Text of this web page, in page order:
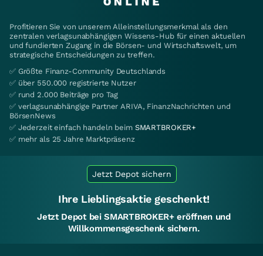
Profitieren Sie von unserem Alleinstellungsmerkmal als den
zentralen verlagsunabhängigen Wissens-Hub für einen aktuellen
und fundierten Zugang in die Börsen- und Wirtschaftswelt, um
strategische Entscheidungen zu treffen.
✅ Größte Finanz-Community Deutschlands
✅ über 550.000 registrierte Nutzer
✅ rund 2.000 Beiträge pro Tag
✅ verlagsunabhängige Partner ARIVA, FinanzNachrichten und
BörsenNews
✅ Jederzeit einfach handeln beim SMARTBROKER+
✅ mehr als 25 Jahre Marktpräsenz
Jetzt Depot sichern
Ihre Lieblingsaktie geschenkt!
Jetzt Depot bei SMARTBROKER+ eröffnen und
Willkommensgeschenk sichern.